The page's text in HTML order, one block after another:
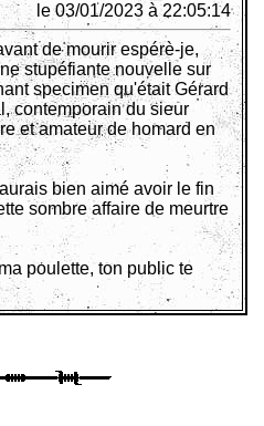
le 03/01/2023 à 22:05:14
de mourir espérè-je,
stupéfiante nouvelle sur
specimen qu'était Gérard
contemporain du sieur
et amateur de homard en
bien aimé avoir le fin
sombre affaire de meurtre
poulette, ton public te